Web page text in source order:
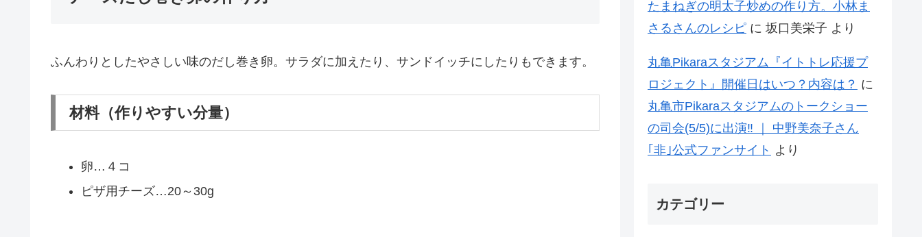
ふんわりとしたやさしい味のだし巻き卵。サラダに加えたり、サンドイッチにしたりもできます。
材料（作りやすい分量）
卵…４コ
ピザ用チーズ…20～30g
たまねぎの明太子炒めの作り方。小林ま
さるさんのレシピ に 坂口美栄子 より
丸亀Pikaraスタジアム『イトトレ応援プ
ロジェクト』開催日はいつ？内容は？ に
丸亀市Pikaraスタジアムのトークショー
の司会(5/5)に出演‼ ｜ 中野美奈子さん
｢非｣公式ファンサイト より
カテゴリー